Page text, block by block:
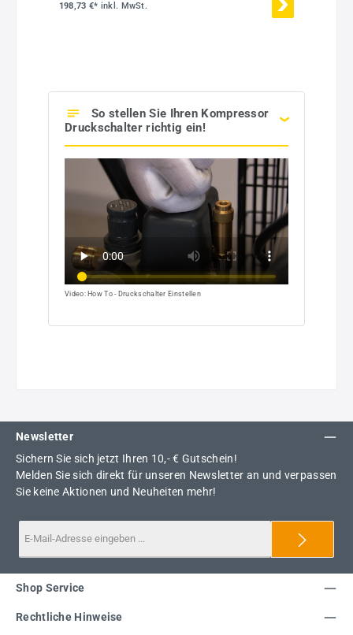
198,73 €* inkl. MwSt.
So stellen Sie Ihren Kompressor
Druckschalter richtig ein!
Video: How To - Druckschalter Einstellen
Newsletter
Sichern Sie sich jetzt Ihren 10,- € Gutschein!
Melden Sie sich direkt für unseren Newsletter an und verpassen
Sie keine Aktionen und Neuheiten mehr!
Shop Service
Rechtliche Hinweise